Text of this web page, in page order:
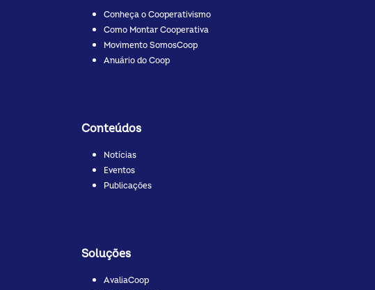
Conheça o Cooperativismo
Como Montar Cooperativa
Movimento SomosCoop
Anuário do Coop
Conteúdos
Notícias
Eventos
Publicações
Soluções
AvaliaCoop